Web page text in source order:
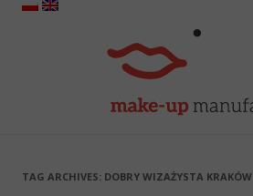
TAG ARCHIVES: DOBRY WIZAŻYSTA KRAKÓW